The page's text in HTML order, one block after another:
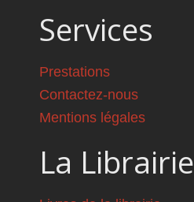
Services
Prestations
Contactez-nous
Mentions légales
La Librairie